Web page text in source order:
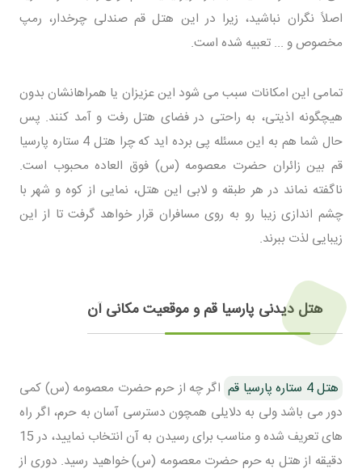
اصلاً نگران نباشید، زیرا در این هتل قم صندلی چرخدار، رمپ
مخصوص و ... تعبیه شده است.
تمامی این امکانات سبب می شود این عزیزان یا همراهانشان بدون
هیچگونه اذیتی، به راحتی در فضای هتل رفت و آمد کنند. پس
حال شما هم به این مسئله پی برده اید که چرا هتل 4 ستاره پارسیا
قم بین زائران حضرت معصومه (س) فوق العاده محبوب است.
ناگفته نماند در هر طبقه و لابی این هتل، نمایی از کوه و شهر با
چشم اندازی زیبا رو به روی مسافران قرار خواهد گرفت تا از این
زیبایی لذت ببرند.
هتل دیدنی پارسیا قم و موقعیت مکانی آن
هتل 4 ستاره پارسیا قم
اگر چه از حرم حضرت معصومه (س) کمی
دور می باشد ولی به دلایلی همچون دسترسی آسان به حرم، اگر راه
های تعریف شده و مناسب برای رسیدن به آن انتخاب نمایید، در 15
دقیقه از هتل به حرم حضرت معصومه (س) خواهید رسید. دوری از